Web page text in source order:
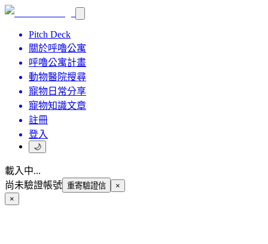
Pitch Deck
關於呼嚕公寓
呼嚕公寓計畫
動物醫院搜尋
寵物日常分享
寵物知識文章
註冊
登入
🌙
載入中...
尚未驗證帳號 重寄驗證信
×
×